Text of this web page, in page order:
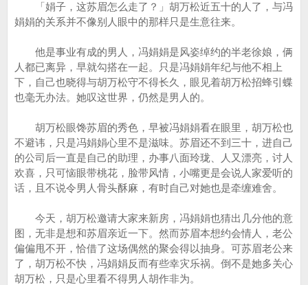
「娟子，这苏眉怎么走了？」胡万松近五十的人了，与冯
娟娟的关系并不像别人眼中的那样只是生意往来。
他是事业有成的男人，冯娟娟是风姿绰约的半老徐娘，俩
人都已离异，早就勾搭在一起。只是冯娟娟年纪与他不相上
下，自己也晓得与胡万松守不得长久，眼见着胡万松招蜂引蝶
也毫无办法。她叹这世界，仍然是男人的。
胡万松眼馋苏眉的秀色，早被冯娟娟看在眼里，胡万松也
不避讳，只是冯娟娟心里不是滋味。苏眉还不到三十，进自己
的公司后一直是自己的助理，办事八面玲珑、人又漂亮，讨人
欢喜，只可恼眼带桃花，脸带风情，小嘴更是会说人家爱听的
话，且不说令男人骨头酥麻，有时自己对她也是牵缠难舍。
今天，胡万松邀请大家来新房，冯娟娟也猜出几分他的意
图，无非是想和苏眉亲近一下。然而苏眉本想约会情人，老公
偏偏甩不开，恰借了这场偶然的聚会得以抽身。可苏眉老公来
了，胡万松不快，冯娟娟反而有些幸灾乐祸。倒不是她多关心
胡万松，只是心里看不得男人胡作非为。